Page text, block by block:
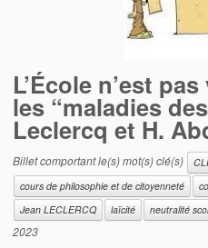
L’École n’est
les “maladies
Leclercq et H.
Billet comportant le(s) mot(s) clé(s)
cours de philosophie et de citoyenneté
Jean LECLERCQ
laïcité neutralité
2023